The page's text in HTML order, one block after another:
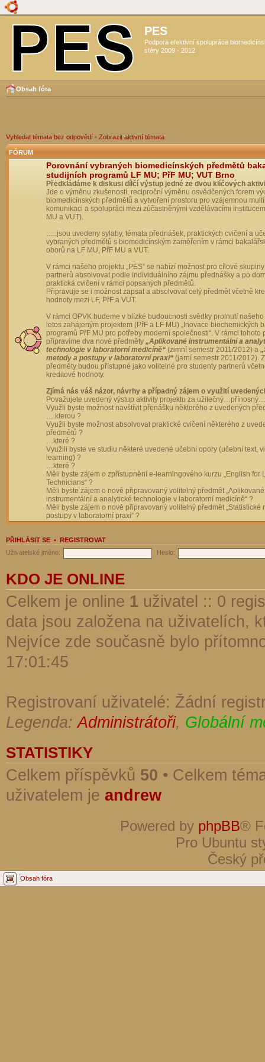
PES
Podpora efektivní spolupráce
sféry 2009 - 2012
Obsah fóra
Vyhledat témata bez odpovědí • Zobrazit aktivní témata
FÓRUM
Porovnání vybraných biomedicínských předmětů
studijních programů LF MU; PřF MU; VUT Brno
Předkládáme k diskusi dílčí výstup jedné ze dvou klíčových
Jde o výměnu zkušeností, reciproční výměnu osvědčených forem
biomedicínských předmětů a vytvoření prostoru pro vzájemnou
komunikaci a spolupráci mezi zúčastněnými vzdělávacími
MU a VUT).
…..jsou uvedeny sylaby, témata přednášek, praktických cvičení a
vybraných předmětů s biomedicínským zaměřením v rámci
oborů na LF MU, PřF MU a VUT.
V rámci našeho projektu „PES“ se nabízí možnost pro cílové
partnerů absolvovat podle individuálního zájmu přednášky a po
praktická cvičení v rámci popsaných předmětů.
Připravuje se i možnost zapsat a absolvovat celý předmět včetně
hodnoty mezi LF, PřF a VUT.
V rámci OPVK budeme v blízké budoucnosti svědky prolnutí
letos zahájeným projektem (PřF a LF MU) „Inovace biochemických
programů PřF MU pro potřeby moderní společnosti“. V rámci tohoto
připravíme dva nové předměty „Aplikované instrumentální a
technologie v laboratorní medicíně“ (zimní semestr 2011/2012) a
metody a postupy v laboratorní praxi“ (jarní semestr 2011/2012).
předměty budou přístupné jako volitelné pro studenty partnerů
kreditové hodnoty.
Zjímá nás váš názor, návrhy a případný zájem o využití
Považujete uvedený výstup aktivity projektu za
Využli byste možnost navštívit přenášku některého z uvedených
….kterou ?
Využli byste možnost absolvovat praktické cvičení některého z
předmětů ?
…které ?
Využili byste ve studiu některé uvedené učební opory (učební text,
learning) ?
…které ?
Měli byste zájem o zpřístupnění e-learningového kurzu „English for
Technicians“ ?
Měli byste zájem o nově připravovaný volitelný předmět „Aplikované
instrumentální a analytické technologie v laboratorní medicíně“ ?
Měli byste zájem o nově připravovaný volitelný předmět „Statistické
postupy v laboratorní praxi“ ?
PŘIHLÁSIT SE • REGISTROVAT
Uživatelské jméno:
Heslo:
KDO JE ONLINE
Celkem je online 1 uživatel :: 0
data jsou založena na uživatelích,
Nejvíce zde současně bylo
17:01:45
Registrovaní uživatelé: Žádní
Legenda:Administrátoři, Globální
STATISTIKY
Celkem příspěvků 50 • Celkem
uživatelem je andrew
Powered by phpBB®
Pro Ubuntu
Český
Obsah fóra